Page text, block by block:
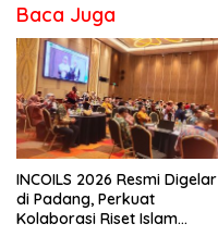
Baca Juga
INCOILS 2026 Resmi Digelar
di Padang, Perkuat
Kolaborasi Riset Islam